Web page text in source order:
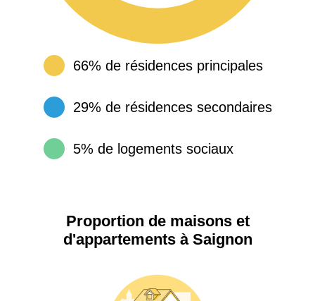
66% de résidences principales
29% de résidences secondaires
5% de logements sociaux
Proportion de maisons et
d'appartements à Saignon